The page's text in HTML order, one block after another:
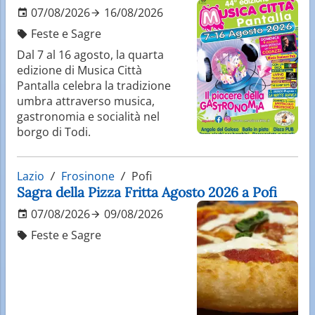
07/08/2026
16/08/2026
Feste e Sagre
Dal 7 al 16 agosto, la quarta
edizione di Musica Città
Pantalla celebra la tradizione
umbra attraverso musica,
gastronomia e socialità nel
borgo di Todi.
Lazio Frosinone Pofi
Sagra della Pizza Fritta Agosto 2026 a Pofi
07/08/2026
09/08/2026
Feste e Sagre